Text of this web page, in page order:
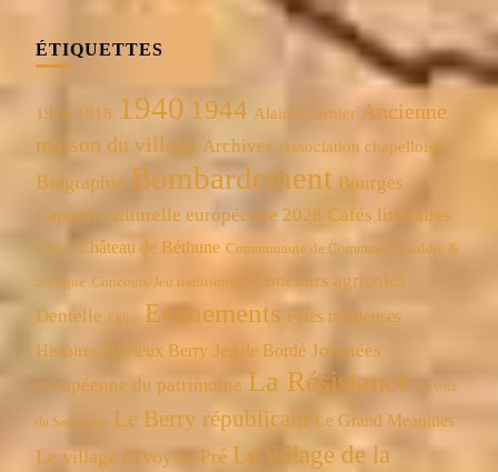
ÉTIQUETTES
1914-1918 1940 1944 Alain-Fournier Ancienne
maison du village Archives Association chapelloise
Biographie Bombardement Bourges
Capitale culturelle européenne 2028 Cafés littéraires
Chant Château de Béthune Communauté de Communes Sauldre &
Sologne Concours/Jeu traditionnel Concours agricoles
Dentelle
Eglise Evénements Fêtes religieuses
Histoires du vieux Berry Jeu de Bordé Journées
européenne du patrimoine La Résistance La voix
du Sancerrois Le Berry républicain Le Grand Meaulnes
Le village d'Ivoy-le-Pré Le village de la